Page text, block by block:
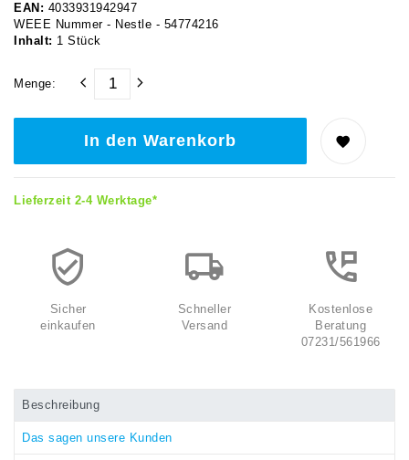
EAN: 4033931942947
WEEE Nummer - Nestle - 54774216
Inhalt: 1 Stück
Menge:
In den Warenkorb
Lieferzeit 2-4 Werktage*
Sicher
einkaufen
Schneller
Versand
Kostenlose
Beratung
07231/561966
Beschreibung
Das sagen unsere Kunden